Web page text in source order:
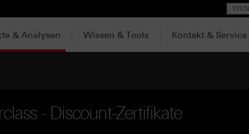
Suche
& Analysen Wissen & Tools Kontakt & Service
- Discount-Zertifikate